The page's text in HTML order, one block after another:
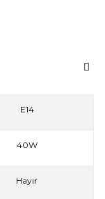
E14
40W
Hayır